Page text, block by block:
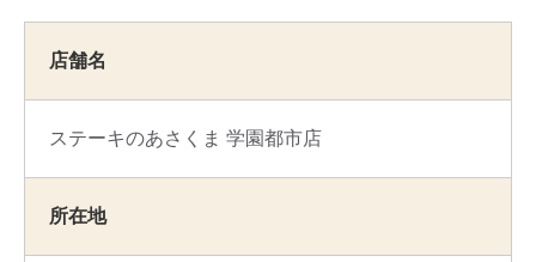
店舗名
ステーキのあさくま 学園都市店
所在地